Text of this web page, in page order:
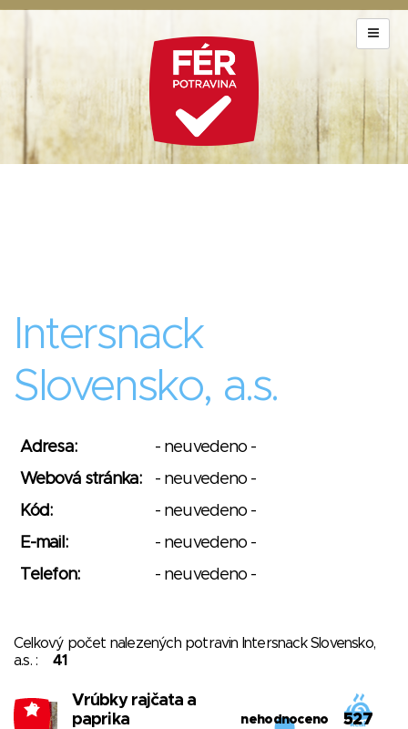
Intersnack
Slovensko, a.s.
Adresa:
- neuvedeno -
Webová stránka:
- neuvedeno -
Kód:
- neuvedeno -
E-mail:
- neuvedeno -
Telefon:
- neuvedeno -
Celkový počet nalezených potravin Intersnack Slovensko,
a.s. :41
-8
Vrúbky rajčata a
paprika
nehodnoceno 527